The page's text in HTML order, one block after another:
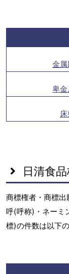
金
卑
日清食
商標権者・商標出
呼(呼称)・ネーミ
標)の件数は以下の